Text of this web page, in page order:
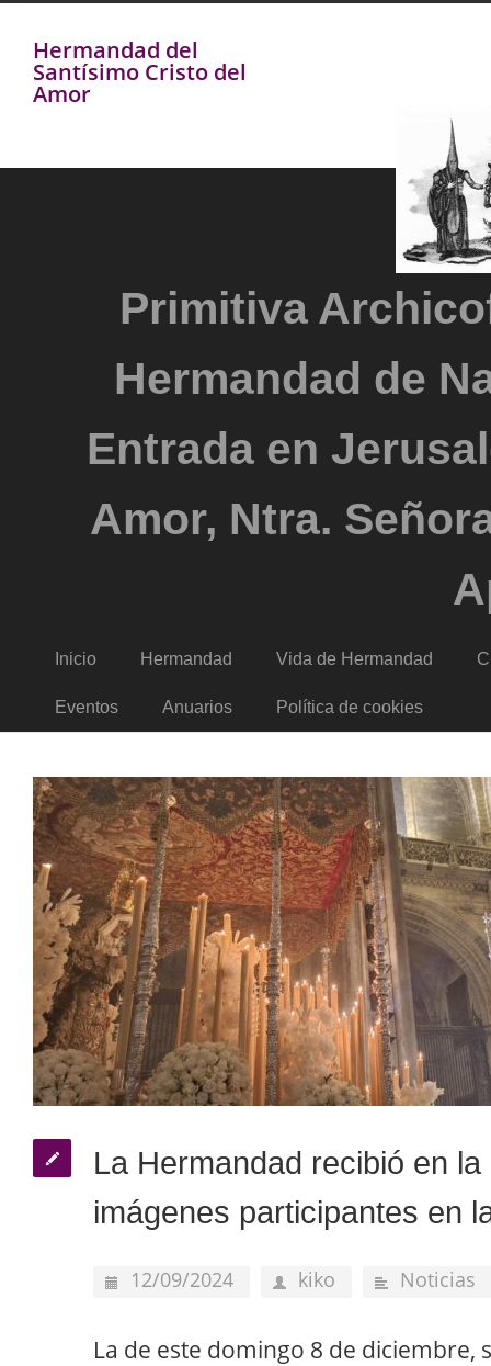
Hermandad del
Santísimo Cristo del
Amor
Primitiva
Hermandad de
Entrada en
Amor, Ntra.
Inicio Hermandad Vida de Hermandad
Eventos Anuarios Política de cookies
La Hermandad recibió en
imágenes participantes en
12/09/2024 kiko Noticias
La de este domingo 8 de diciembre,